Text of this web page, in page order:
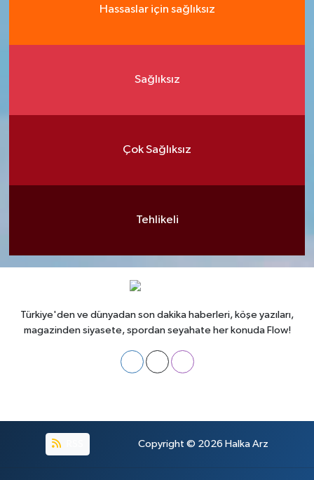
Hassaslar için sağlıksız
Sağlıksız
Çok Sağlıksız
Tehlikeli
Türkiye'den ve dünyadan son dakika haberleri, köşe yazıları,
magazinden siyasete, spordan seyahate her konuda Flow!
Copyright © 2026 Halka Arz